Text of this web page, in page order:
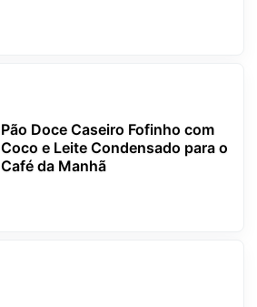
Pão Doce Caseiro Fofinho com
Coco e Leite Condensado para o
Café da Manhã